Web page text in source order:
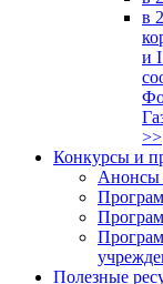
в
и
>>
Конкурсы и
Анонсы
Полезные